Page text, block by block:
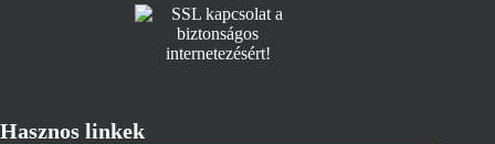
Hasznos linkek